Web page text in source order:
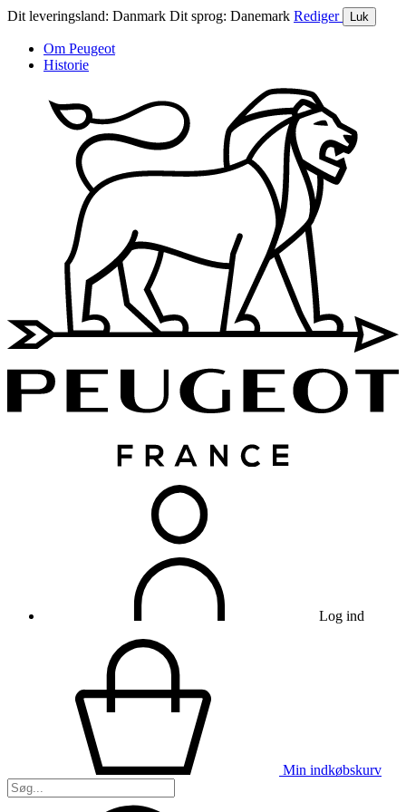
Dit leveringsland: Danmark Dit sprog: Danemark Rediger Luk
Om Peugeot
Historie
Log ind
Min indkøbskurv